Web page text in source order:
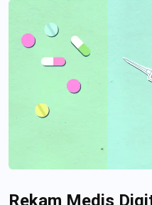
Rekam Medis